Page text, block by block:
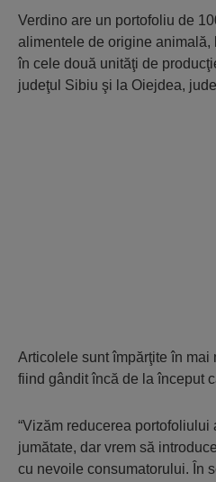
Verdino are un portofoliu de
alimentele de origine animală,
în cele două unităţi de
judeţul Sibiu şi la Oiejdea,
Articolele sunt împărţite în mai
fiind gândit încă de la început
“Vizăm reducerea portofoliului
jumătate, dar vrem să
cu nevoile consumatorului. În